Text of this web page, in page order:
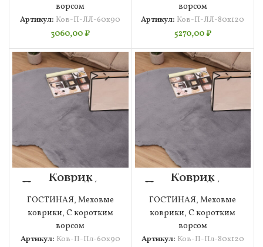
ворсом
Артикул: Ков-П-ЛЛ-60х90
3060,00₽
ворсом
Артикул: Ков-П-ЛЛ-80х120
5270,00₽
Коврик
Плюшевый (пеп
лиловый) 60х90
ГОСТИНАЯ, Меховые
коврики, С коротким
ворсом
Артикул: Ков-П-Пл-60х90
Коврик
Плюшевый (пеп
лиловый) 80х120
ГОСТИНАЯ,Меховые
коврики,С коротким
ворсом
Артикул: Ков-П-Пл-80х120